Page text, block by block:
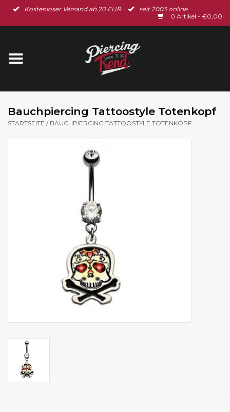
Kostenloser Versand ab 20 EUR
seit 2003 online
0 Artikel - €0,00
Startseite
Ohrschmuck
Bauchpiercing Tattoostyle Totenkopf
STARTSEITE / BAUCHPIERCING TATTOOSTYLE TOTENKOPF